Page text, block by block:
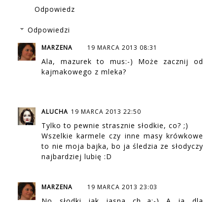
Odpowiedz
Odpowiedzi
MARZENA 19 MARCA 2013 08:31
Ala, mazurek to mus:-) Może zacznij od
kajmakowego z mleka?
ALUCHA 19 MARCA 2013 22:50
Tylko to pewnie strasznie słodkie, co? ;)
Wszelkie karmele czy inne masy krówkowe
to nie moja bajka, bo ja śledzia ze słodyczy
najbardziej lubię :D
MARZENA 19 MARCA 2013 23:03